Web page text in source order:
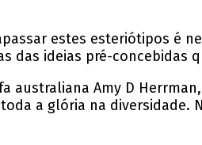
estes esteriótipos é
das ideias pré-concebidas
australiana Amy D
a glória na diversidade.